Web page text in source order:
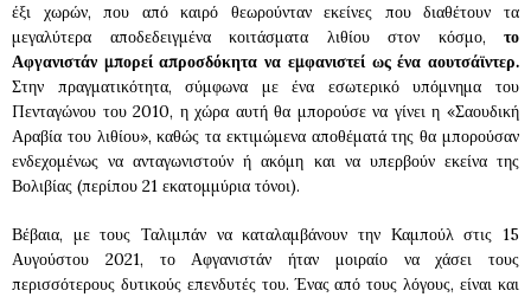
έξι χωρών, που από καιρό θεωρούνταν εκείνες που διαθέτουν τα
μεγαλύτερα αποδεδειγμένα κοιτάσματα λιθίου στον κόσμο, το
Αφγανιστάν μπορεί απροσδόκητα να εμφανιστεί ως ένα αουτσάϊντερ.
Στην πραγματικότητα, σύμφωνα με ένα εσωτερικό υπόμνημα του
Πενταγώνου του 2010, η χώρα αυτή θα μπορούσε να γίνει η «Σαουδική
Αραβία του λιθίου», καθώς τα εκτιμώμενα αποθέματά της θα μπορούσαν
ενδεχομένως να ανταγωνιστούν ή ακόμη και να υπερβούν εκείνα της
Βολιβίας (περίπου 21 εκατομμύρια τόνοι).
Βέβαια, με τους Ταλιμπάν να καταλαμβάνουν την Καμπούλ στις 15
Αυγούστου 2021, το Αφγανιστάν ήταν μοιραίο να χάσει τους
περισσότερους δυτικούς επενδυτές του. Ένας από τους λόγους, είναι και